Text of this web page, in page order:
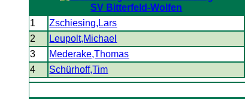
SV Bitterfeld-Wolfen
1 Zschiesing,Lars
2
Leupolt,Michael
3
Mederake,Thomas
4
Schürhoff,Tim